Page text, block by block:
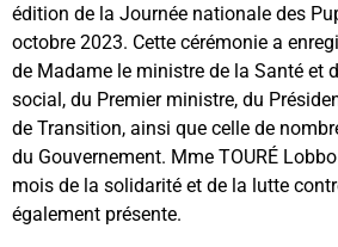
édition de la Journée nationale des
octobre 2023. Cette cérémonie a
de Madame le ministre de la Santé et
social, du Premier ministre, du
de Transition, ainsi que celle de
du Gouvernement. Mme TOURÉ
mois de la solidarité et de la lutte
également présente.